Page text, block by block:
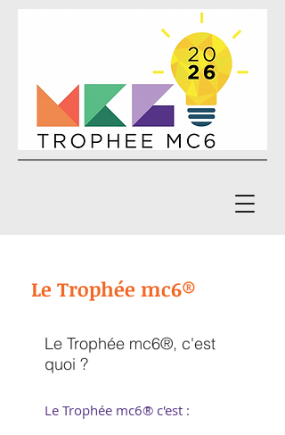
Le Trophée mc6®
Le Trophée mc6®, c'est
quoi ?
Le Trophée mc6® c'est :